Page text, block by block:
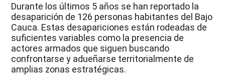
Durante los últimos 5 años se han reportado la
desaparición de 126 personas habitantes del Bajo
Cauca. Estas desapariciones están rodeadas de
suficientes variables como la presencia de
actores armados que siguen buscando
confrontarse y adueñarse territorialmente de
amplias zonas estratégicas.